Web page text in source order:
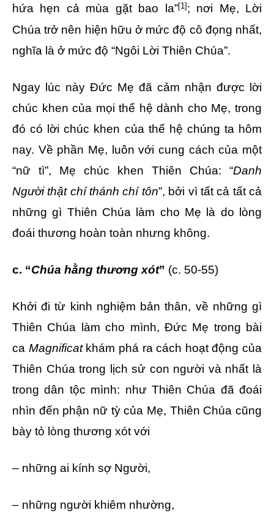
hứa hẹn cả mùa gặt bao la”[1]; nơi Mẹ, Lời
Chúa trở nên hiện hữu ở mức độ cô đọng nhất,
nghĩa là ở mức độ “Ngôi Lời Thiên Chúa”.
Ngay lúc này Đức Mẹ đã cảm nhận được lời
chúc khen của mọi thế hệ dành cho Mẹ, trong
đó có lời chúc khen của thế hệ chúng ta hôm
nay. Về phần Mẹ, luôn với cung cách của một
“nữ tì”, Mẹ chúc khen Thiên Chúa: “Danh
Người thật chí thánh chí tôn”, bởi vì tất cả tất cả
những gì Thiên Chúa làm cho Mẹ là do lòng
đoái thương hoàn toàn nhưng không.
c. “Chúa hằng thương xót” (c. 50-55)
Khởi đi từ kinh nghiệm bản thân, về những gì
Thiên Chúa làm cho mình, Đức Mẹ trong bài
ca Magnificatkhám phá ra cách hoạt động của
Thiên Chúa trong lịch sử con người và nhất là
trong dân tộc mình: như Thiên Chúa đã đoái
nhìn đến phận nữ tỳ của Mẹ, Thiên Chúa cũng
bày tỏ lòng thương xót với
– những ai kính sợ Người,
– những người khiêm nhường,